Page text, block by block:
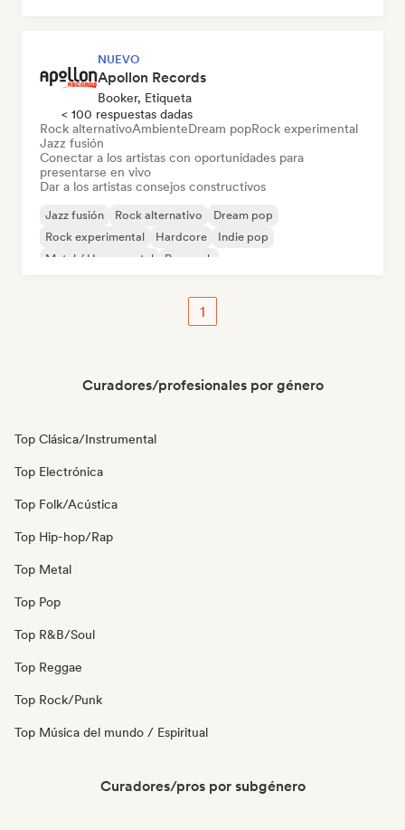
NUEVO
Apollon Records
Booker, Etiqueta
< 100 respuestas dadas
Rock alternativoAmbienteDream popRock experimental
Jazz fusión
Conectar a los artistas con oportunidades para
presentarse en vivo
Dar a los artistas consejos constructivos
Jazz fusión Rock alternativo
Dream pop
Rock experimental
Hardcore
Indie pop
Metal / Heavy metal
Pop rock
1
Curadores/profesionales por género
Top Clásica/Instrumental
Top Electrónica
Top Folk/Acústica
Top Hip-hop/Rap
Top Metal
Top Pop
Top R&B/Soul
Top Reggae
Top Rock/Punk
Top Música del mundo / Espiritual
Curadores/pros por subgénero